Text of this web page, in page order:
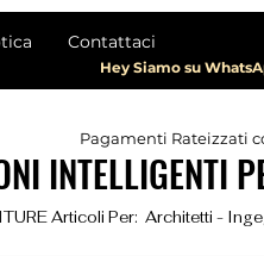
Contattaci
Hey Siamo su
Pagamenti Rateizzati
INTELLIGENTI
Articoli Per:  Architetti -